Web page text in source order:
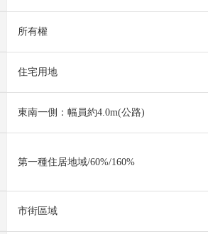
所有權
住宅用地
東南一側：幅員約4.0m(公路)
第一種住居地域/60%/160%
市街區域